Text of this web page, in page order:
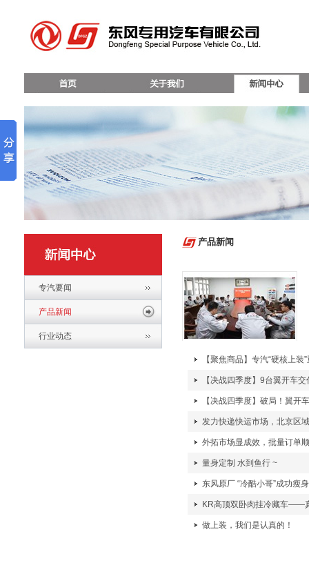
专汽要闻
产品新闻
行业动态
产品新闻
【聚焦商品】专汽“硬核上
【决战四季度】9台翼开车
【决战四季度】破局！翼开
发力快递快运市场，北京区
外拓市场显成效，批量订单
量身定制 水到鱼行 ~
东风原厂 “冷酷小哥”成功瘦
KR高顶双卧肉挂冷藏车——
做上装，我们是认真的！